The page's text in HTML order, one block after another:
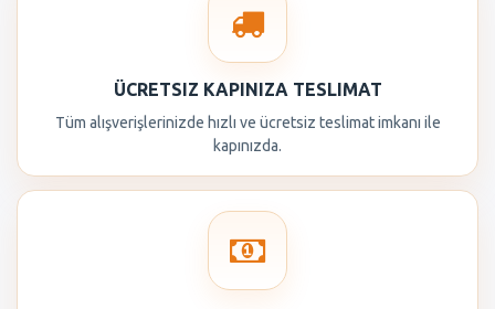
ÜCRETSIZ KAPINIZA TESLIMAT
Tüm alışverişlerinizde hızlı ve ücretsiz teslimat imkanı ile
kapınızda.